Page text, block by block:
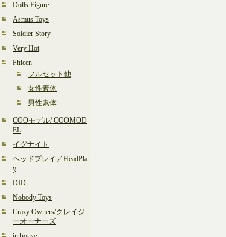
Dolls Figure
Asmus Toys
Soldier Story
Very Hot
Phicen
フルセット他
女性素体
男性素体
COOモデル/ COOMOD
EL
イグナイト
ヘッドプレイ／HeadPla
y
DID
Nobody Toys
Crazy Owners/クレイジ
ーオーナーズ